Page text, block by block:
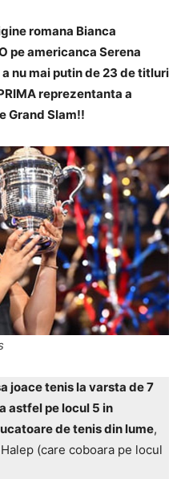
romana Bianca
pe americanca Serena
nu mai putin de 23 de titluri
reprezentanta a
Grand Slam!!
joace tenis la varsta de 7
astfel pe locul 5 in
de tenis din lume,
(care coboara pe locul